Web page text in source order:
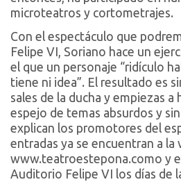
microteatros y cortometrajes.
Con el espectáculo que
Felipe VI, Soriano hace un
el que un personaje “ridículo
tiene ni idea”. El resultado es
sales de la ducha y empiezas a
espejo de temas absurdos y
explican los promotores del
entradas ya se encuentran a la
www.teatroestepona.como y
Auditorio Felipe VI los días de